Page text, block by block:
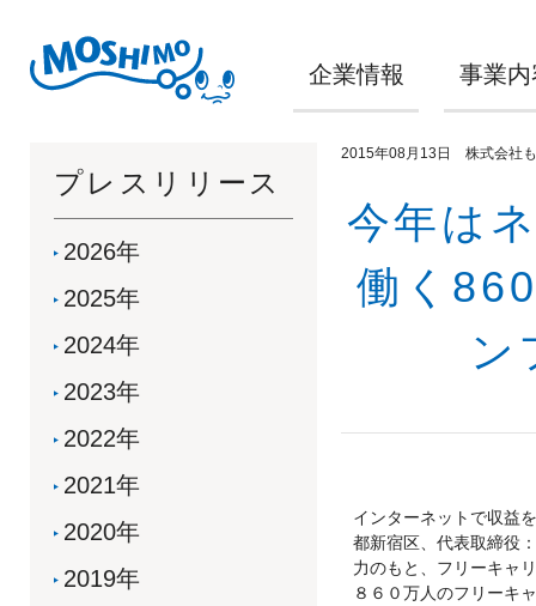
企業情報 事業内
今年は
働く
ン
2015年08月13日 株式会社
インターネットで収益
都新宿区、代表取締役
力のもと、フリーキャ
８６０万人のフリーキ
プレスリリース
2026年
2025年
2024年
2023年
2022年
2021年
2020年
2019年